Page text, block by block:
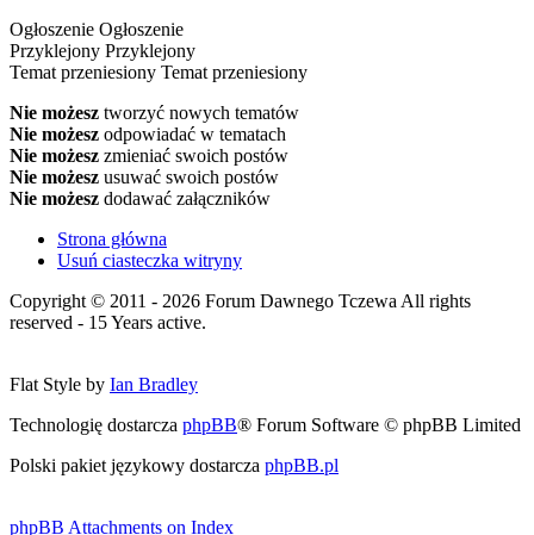
Ogłoszenie Ogłoszenie
Przyklejony Przyklejony
Temat przeniesiony Temat przeniesiony
Nie możesz tworzyć nowych tematów
Nie możesz odpowiadać w tematach
Nie możesz zmieniać swoich postów
Nie możesz usuwać swoich postów
Nie możesz dodawać załączników
Strona główna
Usuń ciasteczka witryny
Copyright © 2011 - 2026 Forum Dawnego Tczewa All rights
reserved - 15 Years active.
Flat Style by Ian Bradley
Technologię dostarcza phpBB® Forum Software © phpBB Limited
Polski pakiet językowy dostarcza phpBB.pl
phpBB Attachments on Index